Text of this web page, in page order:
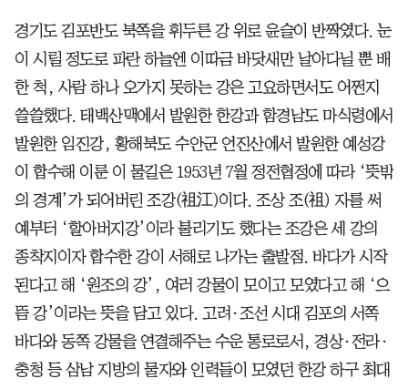
경기도 김포반도 북쪽을 휘두른 강 위로 윤슬이 반짝였다. 눈
이 시릴 정도로 파란 하늘엔 이따금 바닷새만 날아다닐 뿐 배
한 척, 사람 하나 오가지 못하는 강은 고요하면서도 어쩐지
쓸쓸했다. 태백산맥에서 발원한 한강과 함경남도 마식령에서
발원한 임진강, 황해북도 수안군 언진산에서 발원한 예성강
이 합수해 이룬 이 물길은 1953년 7월 정전협정에 따라 ‘뜻밖
의 경계’가 되어버린 조강(祖江)이다. 조상 조(祖) 자를 써
예부터 ‘할아버지강’이라 불리기도 했다는 조강은 세 강의
종착지이자 합수한 강이 서해로 나가는 출발점. 바다가 시작
된다고 해 ‘원조의 강’, 여러 강물이 모이고 모였다고 해 ‘으
뜸 강’이라는 뜻을 담고 있다. 고려·조선 시대 김포의 서쪽
바다와 동쪽 강물을 연결해주는 수운 통로로서, 경상·전라·
충청 등 삼남 지방의 물자와 인력들이 모였던 한강 하구 최대